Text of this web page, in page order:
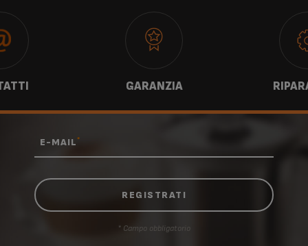
GARANZIA
E-MAIL*
* Campo obbligatorio